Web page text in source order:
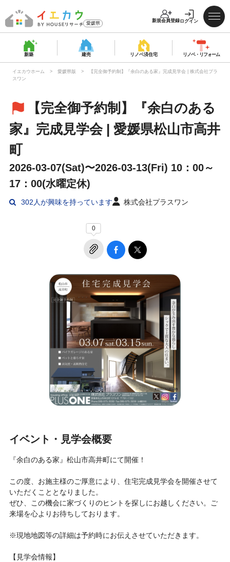
愛媛県 新規会員登録ログイン
新築 建売 リノベ済住宅 リノベ・ リフォーム
イエカウホーム 愛媛県版
【完全御予約制】『余白のある家』完成見学会 | 株式会社プラ
スワン
【完全御予約制】『余白のある
家』完成見学会 | 愛媛県松山市高井
町
2026-03-07(Sat)〜2026-03-13(Fri) 10：00～
17：00(水曜定休)
302 人が興味を持っています 株式会社プラスワン
0
イベント・見学会概要
『余白のある家』松山市高井町にて開催！
この度、お施主様のご厚意により、住宅完成見学会を開催させて
いただくこととなりました。
ぜひ、この機会に家づくりのヒントを探しにお越しください。ご
来場を心よりお待ちしております。
※現地地図等の詳細は予約時にお伝えさせていただきます。
【見学会情報】